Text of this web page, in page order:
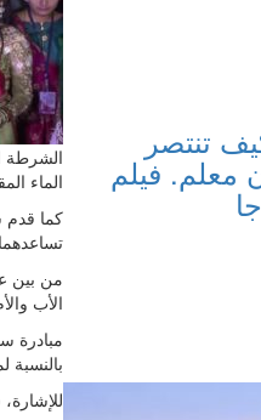
الشرطة
الماء
الأب
مبادرة
للإشارة، فمنذ
تنتصر
معلم. فيلم